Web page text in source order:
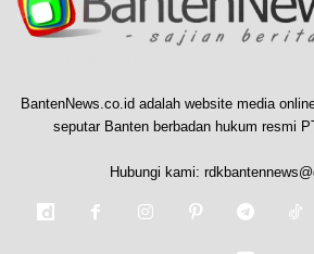
BantenNews.co.id adalah website media
seputar Banten berbadan hukum resmi
Hubungi kami: